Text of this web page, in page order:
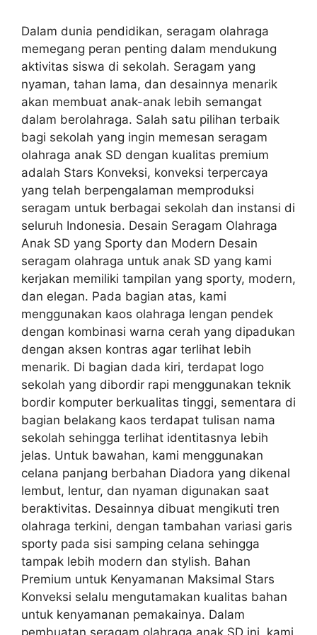
Dalam dunia pendidikan, seragam olahraga
memegang peran penting dalam mendukung
aktivitas siswa di sekolah. Seragam yang
nyaman, tahan lama, dan desainnya menarik
akan membuat anak-anak lebih semangat
dalam berolahraga. Salah satu pilihan terbaik
bagi sekolah yang ingin memesan seragam
olahraga anak SD dengan kualitas premium
adalah Stars Konveksi, konveksi terpercaya
yang telah berpengalaman memproduksi
seragam untuk berbagai sekolah dan instansi di
seluruh Indonesia. Desain Seragam Olahraga
Anak SD yang Sporty dan Modern Desain
seragam olahraga untuk anak SD yang kami
kerjakan memiliki tampilan yang sporty, modern,
dan elegan. Pada bagian atas, kami
menggunakan kaos olahraga lengan pendek
dengan kombinasi warna cerah yang dipadukan
dengan aksen kontras agar terlihat lebih
menarik. Di bagian dada kiri, terdapat logo
sekolah yang dibordir rapi menggunakan teknik
bordir komputer berkualitas tinggi, sementara di
bagian belakang kaos terdapat tulisan nama
sekolah sehingga terlihat identitasnya lebih
jelas. Untuk bawahan, kami menggunakan
celana panjang berbahan Diadora yang dikenal
lembut, lentur, dan nyaman digunakan saat
beraktivitas. Desainnya dibuat mengikuti tren
olahraga terkini, dengan tambahan variasi garis
sporty pada sisi samping celana sehingga
tampak lebih modern dan stylish. Bahan
Premium untuk Kenyamanan Maksimal Stars
Konveksi selalu mengutamakan kualitas bahan
untuk kenyamanan pemakainya. Dalam